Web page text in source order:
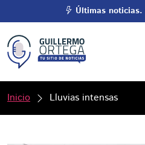
Últimas noticias.
Inicio Lluvias intensas